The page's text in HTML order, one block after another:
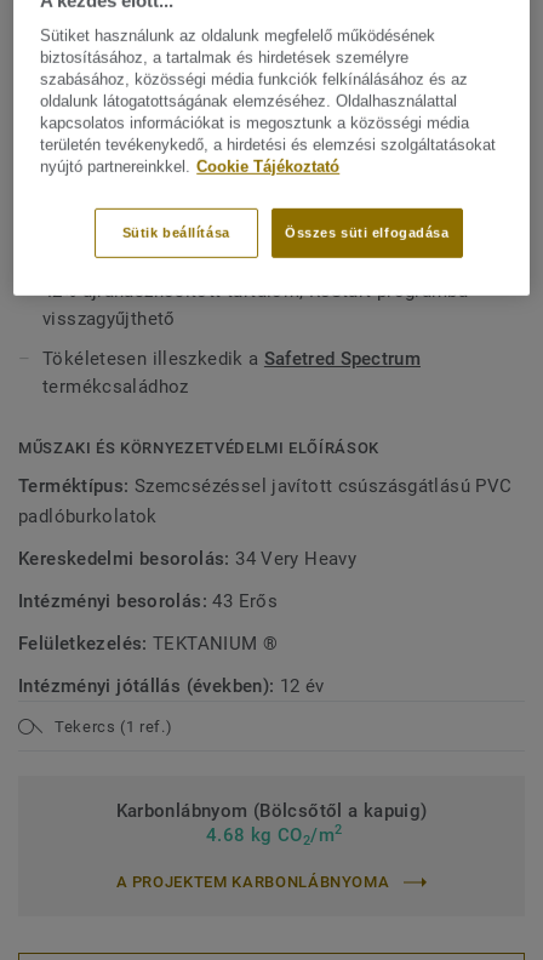
termék Tektanium felületvédelemmel rendelkezik a
fokozott foltállóság és az egyszerűbb karbantartás
érdekében, valamint klasszikus, szikrázó hatású
mintázattal és matt felülettel készül.
FŐBB JELLEMZŐK
Franciaországban készül
Ikonikus, szikrázó hatású mintázat klasszikus
színvilágban, matt felülettel
Kiváló R11 csúszásállóság
Tektanium foltálló felületkezelés
Jobb beltéri levegőminőség, ftalátmentes
42% újrahasznosított tartalom, ReStart programba
visszagyűjthető
Tökéletesen illeszkedik a Safetred Spectrum
termékcsaládhoz
MŰSZAKI ÉS KÖRNYEZETVÉDELMI ELŐÍRÁSOK
Terméktípus: Szemcsézéssel javított csúszásgátlású PVC
padlóburkolatok
Kereskedelmi besorolás: 34 Very Heavy
Intézményi besorolás:43 Erős
Felületkezelés:TEKTANIUM ®
Intézményi jótállás (években): 12 év
Tekercs (1 ref.)
Karbonlábnyom (Bölcsőtől a kapuig)
4.68 kg CO2/m2
A PROJEKTEM KARBONLÁBNYOMA
Sütiket használunk az oldalunk megfelelő működésének
biztosításához, a tartalmak és hirdetések személyre
szabásához, közösségi média funkciók felkínálásához és az
oldalunk látogatottságának elemzéséhez. Oldalhasználattal
kapcsolatos információkat is megosztunk a közösségi média
területén tevékenykedő, a hirdetési és elemzési szolgáltatásokat
nyújtó partnereinkkel. Cookie Tájékoztató
Összes süti elfogadása
Sütik beállítása